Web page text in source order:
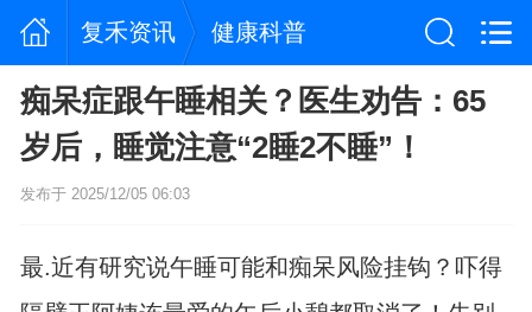
复禾资讯 健康科普
痴呆症跟午睡相关？医生劝告：65
岁后，睡觉注意“2睡2不睡”！
发布于 2025/12/05 06:03
最.近有研究说午睡可能和痴呆风险挂钩？吓得